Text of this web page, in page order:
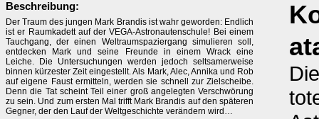
Beschreibung:
Der Traum des jungen Mark Brandis ist wahr geworden: Endlich
ist er Raumkadett auf der VEGA-Astronautenschule! Bei einem
Tauchgang, der einen Weltraumspaziergang simulieren soll,
entdecken Mark und seine Freunde in einem Wrack eine
Leiche. Die Untersuchungen werden jedoch seltsamerweise
binnen kürzester Zeit eingestellt. Als Mark, Alec, Annika und Rob
auf eigene Faust ermitteln, werden sie schnell zur Zielscheibe.
Denn die Tat scheint Teil einer groß angelegten Verschwörung
zu sein. Und zum ersten Mal trifft Mark Brandis auf den späteren
Gegner, der den Lauf der Weltgeschichte verändern wird…